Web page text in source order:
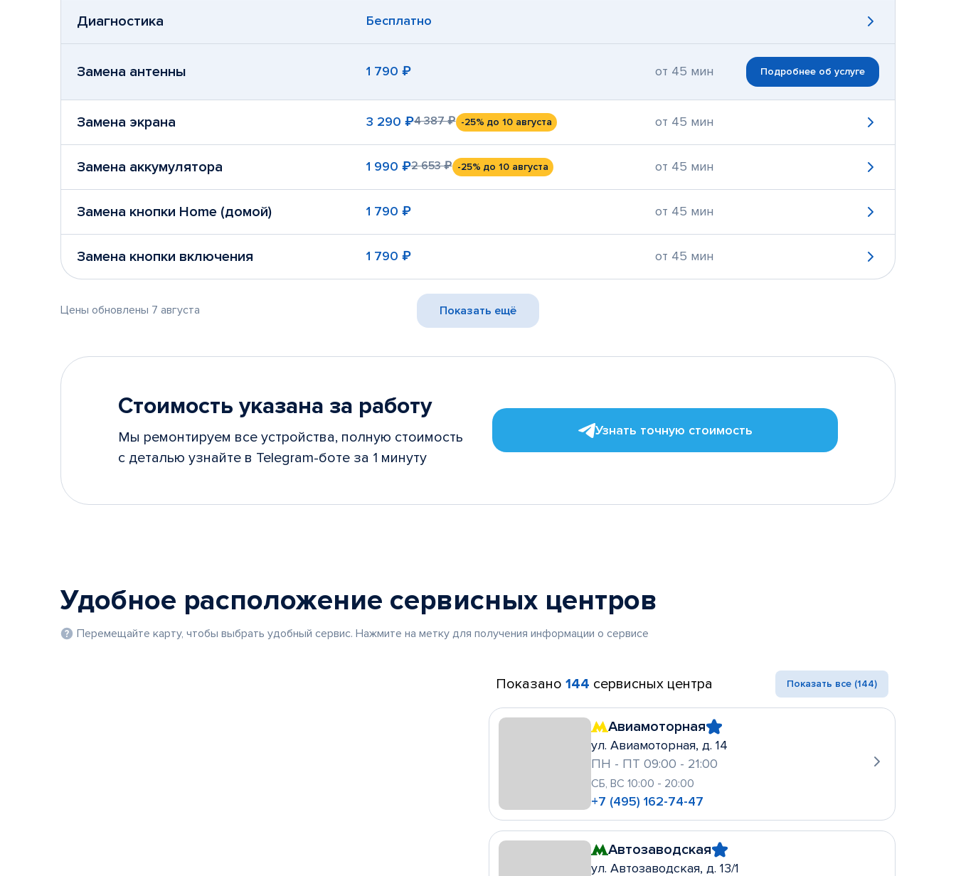
Диагностика Бесплатно
Замена антенны 1 790 ₽ от 45 мин Подробнее об услуге
Замена экрана 3 290 ₽4 387 ₽ -25% до 10 августа от 45 мин
Замена аккумулятора 1 990 ₽2 653 ₽ -25% до 10 августа от 45 мин
Замена кнопки Home (домой) 1 790 ₽ от 45 мин
Замена кнопки включения 1 790 ₽ от 45 мин
Цены обновлены 7 августа Показать ещё
Стоимость указана за работу
Мы ремонтируем все устройства, полную стоимость
с деталью узнайте в Telegram-боте за 1 минуту
Узнать точную стоимость
Удобное расположение сервисных центров
Перемещайте карту, чтобы выбрать удобный сервис. Нажмите на метку для получения информации о сервисе
Показано 144 сервисных центра Показать все (144)
Авиамоторная
ул. Авиамоторная, д. 14
ПН - ПТ 09:00 - 21:00
СБ, ВС 10:00 - 20:00
+7 (495) 162-74-47
Автозаводская
ул. Автозаводская, д. 13/1